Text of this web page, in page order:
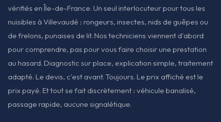
vérifiés en Île-de-France. Un seul interlocuteur pour tous les
nuisibles à Villevaudé : rongeurs, insectes, nids de guêpes ou
de frelons, punaises de lit. Nos techniciens viennent d'abord
pour comprendre, pas pour vous faire choisir une prestation
au hasard. Diagnostic sur place, explication simple, traitement
adapté. Le devis, c'est avant. Toujours. Le prix affiché est le
prix payé. Et tout se fait discrètement : véhicule banalisé,
passage rapide, aucune signalétique.